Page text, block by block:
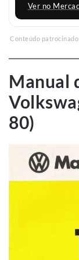
Manual